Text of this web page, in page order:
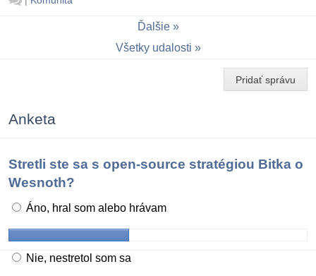
Ďalšie
Všetky udalosti
Pridať správu
Anketa
Stretli ste sa s open-source stratégiou Bitka o
Wesnoth?
Áno, hral som alebo hrávam
Nie, nestretol som sa